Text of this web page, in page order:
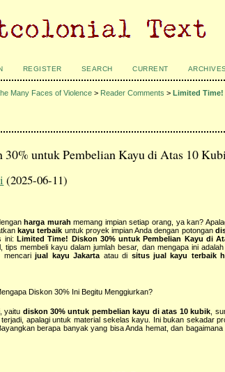
REGISTER SEARCH CURRENT ARCHIVES
Many Faces of Violence > Reader Comments >Limited Time!
untuk Pembelian Kayu di Atas 10
(2025-06-11)
harga murah memang impian setiap orang, ya kan?
kayu terbaik untuk proyek impian Anda dengan potongan
ini: Limited Time! Diskon 30% untuk Pembelian Kayu di
tips membeli kayu dalam jumlah besar, dan mengapa ini
mencarijual kayu Jakarta atau di situs jual kayu terbaik
Diskon 30% Ini Begitu Menggiurkan?
yaitu diskon 30% untuk pembelian kayu di atas 10 kubik ,
apalagi untuk material sekelas kayu. Ini bukan sekadar
berapa banyak yang bisa Anda hemat, dan